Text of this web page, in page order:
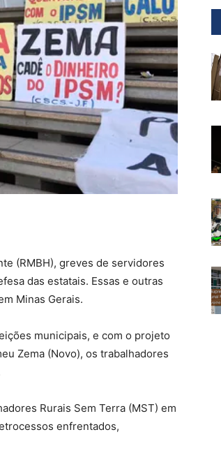
(RMBH), greves de servidores
das estatais. Essas e outras
Minas Gerais.
municipais, e com o projeto
Zema (Novo), os trabalhadores
Rurais Sem Terra (MST) em
enfrentados,